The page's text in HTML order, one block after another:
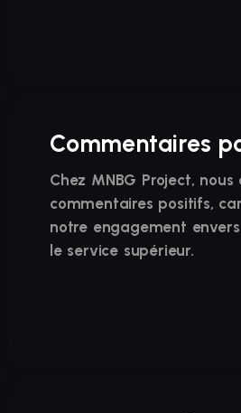
Commentaires
Chez MNBG Project, nous
commentaires positifs,
notre engagement
le service supérieur.